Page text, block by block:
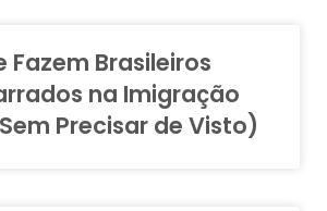
Fazem Brasileiros
na Imigração
Precisar de Visto)